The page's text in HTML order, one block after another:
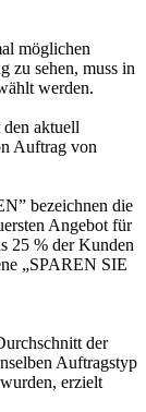
möglichen
zu sehen, muss in
werden.
aktuell
Auftrag von
bezeichnen die
Angebot für
25 % der Kunden
„SPAREN SIE
der
Auftragstyp
erzielt